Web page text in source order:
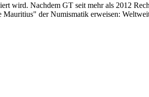
wird. Nachdem GT seit mehr als 2012
der Numismatik erweisen: